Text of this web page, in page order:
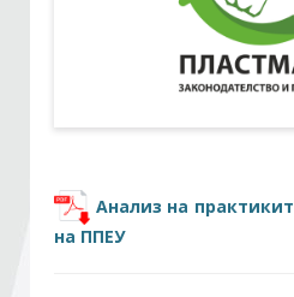
Стани член
Анализ на
на ППЕУ